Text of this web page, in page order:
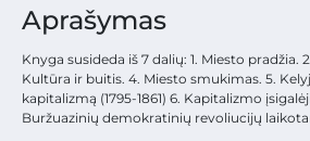
Aprašymas
Knyga susideda iš 7 dalių: 1. Miesto pradžia.
Kultūra ir buitis. 4. Miesto smukimas. 5.
kapitalizmą (1795-1861) 6. Kapitalizmo
Buržuazinių demokratinių revoliucijų